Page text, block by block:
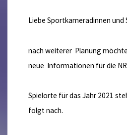
Liebe Sportkameradinnen
nach weiterer Planung
neue Informationen für die
Spielorte für das Jahr 2021
folgt nach.